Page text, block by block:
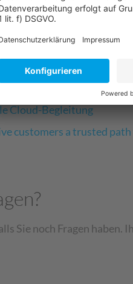
finden
bei der digitalen
Cloud-Begleitung
customers a trusted
Sie noch Fragen haben.